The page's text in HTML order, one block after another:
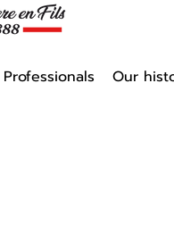
Professionals Our